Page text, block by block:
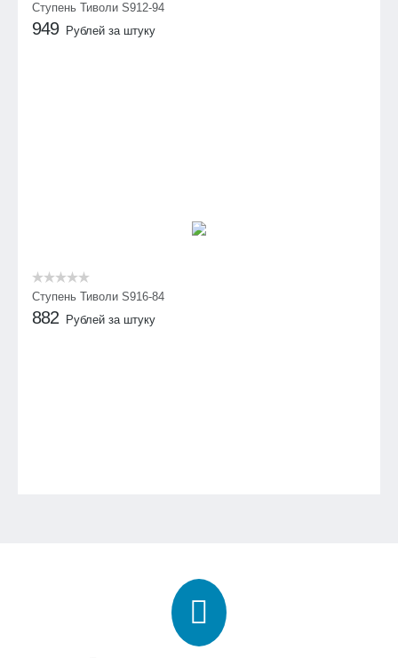
Ступень Тиволи S912-94
949 Рублей за штуку
Ступень Тиволи S916-84
882 Рублей за штуку